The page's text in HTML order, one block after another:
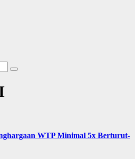
WTP Minimal 5x Berturut-